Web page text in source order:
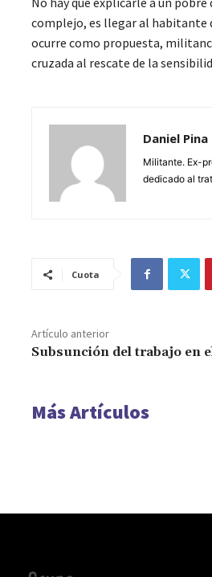
complejo, es llegar al habitante
ocurre como propuesta,
cruzada al rescate de la
Daniel Pina
Militante. Ex-
dedicado al
Cuota
Artículo anterior
Subsunción del trabajo en
Más Artículos